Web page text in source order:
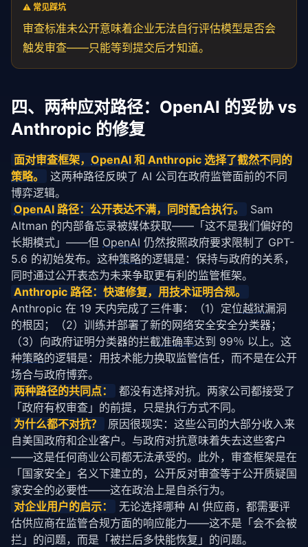
⚠️ 常见踩坑
审查标准未公开意味着企业无法自行评估模型是否会
触发审查——只能等到提交后才知道。
四、两种应对路径：OpenAI 的妥协 vs
Anthropic 的修复
面对审查框架， OpenAI 和 Anthropic 选择了截然不同的
策略。
这两种路径反映了 AI 公司在政府监管面前的不同
博弈逻辑。
OpenAI 路径：公开表达不满，同时配合执行。
Sam
Altman 的内部备忘录被媒体获取——「这不是我们偏好的
长期模式」——但 OpenAI 仍然按照政府要求限制了 GPT-
5.6 的初始发布。这种策略的逻辑是：保持与政府的关系，
同时通过公开表态为未来争取更有利的监管框架。
Anthropic 路径：快速修复，用技术证明合规。
Anthropic 在 19 天内完成了三件事：（1）定位越狱漏洞
的根因；（2）训练并部署了新的网络安全安全分类器；
（3）向政府证明分类器的拦截准确率达到 99％ 以上。这
种策略的逻辑是：用技术能力换取监管信任，而不是在公开
场合与政府博弈。
两种路径的共同点：
都没有选择对抗。两家公司都接受了
「政府有权审查」的前提，只是执行方式不同。
为什么都不对抗？
原因很现实：这些公司的大部分收入来
自美国政府和企业客户。与政府对抗意味着失去这些客户
——这是任何商业公司都无法承受的。此外，审查框架是在
「国家安全」名义下建立的，公开反对审查等于公开质疑国
家安全的必要性——这在政治上是自杀行为。
对企业用户的启示：
无论选择哪种 AI 供应商，都需要评
估供应商在监管合规方面的响应能力——这不是「会不会被
拦」的问题，而是「被拦后多快能恢复」的问题。